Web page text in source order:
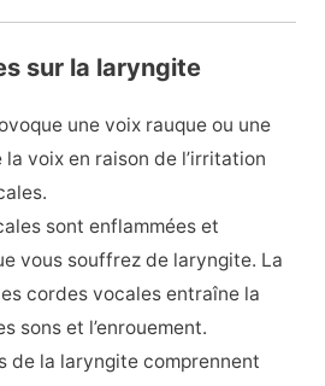
sur la laryngite
une voix rauque ou une
voix en raison de l’irritation
sont enflammées et
vous souffrez de laryngite. La
cordes vocales entraîne la
sons et l’enrouement.
de la laryngite comprennent